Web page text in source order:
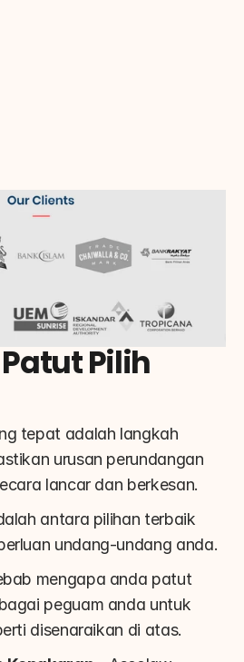
Pilih
tepat adalah langkah
urusan perundangan
lancar dan berkesan.
antara pilihan terbaik
undang-undang anda.
mengapa anda patut
peguam anda untuk
disenaraikan di atas.